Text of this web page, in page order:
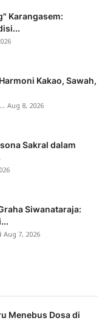
Karangasem:
Kakao, Sawah,
Aug 8, 2026
Sakral dalam
Siwanataraja:
Aug 7, 2026
Menebus Dosa di